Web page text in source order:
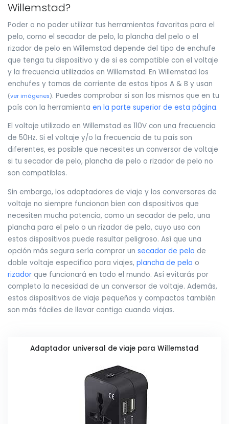
Willemstad?
Poder o no poder utilizar tus herramientas favoritas para el
pelo, como el secador de pelo, la plancha del pelo o el
rizador de pelo en Willemstad depende del tipo de enchufe
que tenga tu dispositivo y de si es compatible con el voltaje
y la frecuencia utilizados en Willemstad. En Willemstad los
enchufes y tomas de corriente de estos tipos A & B y usan
(ver imágenes). Puedes comprobar si son los mismos que en tu
país con la herramienta en la parte superior de esta página.
El voltaje utilizado en Willemstad es 110V con una frecuencia
de 50Hz. Si el voltaje y/o la frecuencia de tu país son
diferentes, es posible que necesites un conversor de voltaje
si tu secador de pelo, plancha de pelo o rizador de pelo no
son compatibles.
Sin embargo, los adaptadores de viaje y los conversores de
voltaje no siempre funcionan bien con dispositivos que
necesiten mucha potencia, como un secador de pelo, una
plancha para el pelo o un rizador de pelo, cuyo uso con
estos dispositivos puede resultar peligroso. Así que una
opción más segura sería comprar un secador de pelo de
doble voltaje específico para viajes, plancha de pelo o
rizador que funcionará en todo el mundo. Así evitarás por
completo la necesidad de un conversor de voltaje. Además,
estos dispositivos de viaje pequeños y compactos también
son más fáciles de llevar contigo cuando viajas.
Adaptador universal de viaje para Willemstad